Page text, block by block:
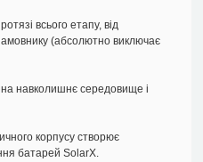
всього етапу, від
(абсолютно виключає
на навколишнє середовище і
корпусу створює
батарей SolarX.